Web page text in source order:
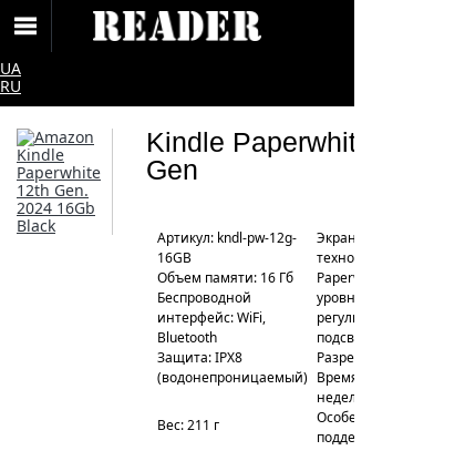
UA
RU
Kindle Paperwhite 12th
Gen
Артикул: kndl-pw-12g-
16GB
Экран: 7", сенсорный,
технология
Paperwhite, 16
уровней серого,
регулируемая теплота
подсветки
Объем памяти: 16 Гб
Беспроводной
интерфейс: WiFi,
Bluetooth
Защита: IPX8
(водонепроницаемый)
Разрешение: 300 ppi
Время работы: 12
недель
Особенности:
поддержка Audible
Вес: 211 г